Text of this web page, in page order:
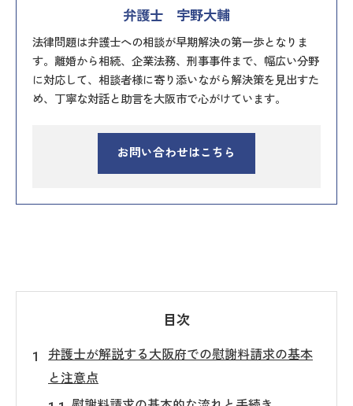
弁護士 宇野大輔
法律問題は弁護士への相談が早期解決の第一歩となりま
す。離婚から相続、企業法務、刑事事件まで、幅広い分野
に対応して、相談者様に寄り添いながら解決策を見出すた
め、丁寧な対話と助言を大阪市で心がけています。
お問い合わせはこちら
目次
弁護士が解説する大阪府での慰謝料請求の基本
と注意点